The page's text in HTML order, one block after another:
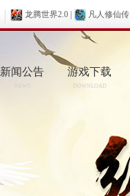
龙腾世界2.0 凡人修仙传
新闻公告
NEWS
游戏下载
DOWNLOAD